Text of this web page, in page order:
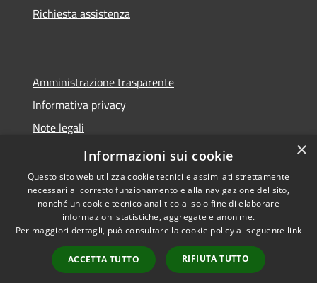
Richiesta assistenza
Amministrazione trasparente
Informativa privacy
Note legali
Dichiarazione di accessibilità
Accessibilità
Copyright © 2026 • Comune di
Caccuri • Powered by
Municipium•
Accesso
redazione
×
Informazioni sui cookie
Questo sito web utilizza cookie tecnici e assimilati strettamente
necessari al corretto funzionamento e alla navigazione del sito,
nonché un cookie tecnico analitico al solo fine di elaborare
informazioni statistiche, aggregate e anonime.
Per maggiori dettagli, può consultare la cookie policy al seguente link
ACCETTA TUTTO RIFIUTA TUTTO